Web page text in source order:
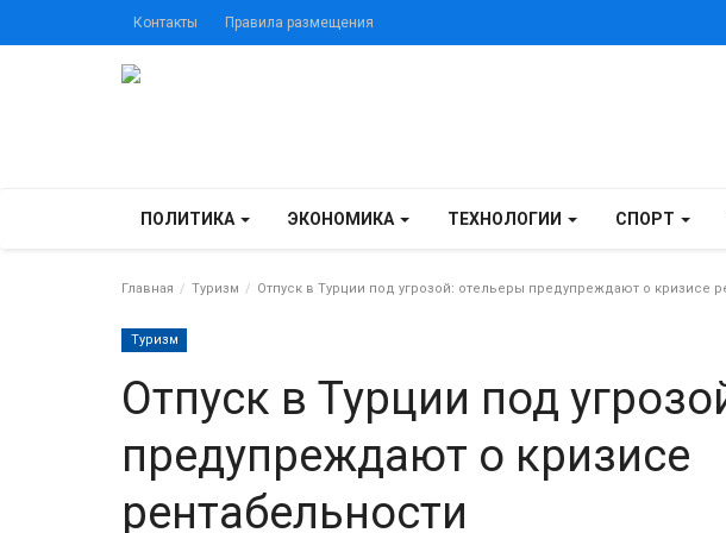
Контакты Правила размещения
ПОЛИТИКА ЭКОНОМИКА ТЕХНОЛОГИИ СПОРТ
Главная Туризм Отпуск в Турции под угрозой: отельеры предупреждают о кризисе
Туризм
Отпуск в Турции под
предупреждают о кризисе
рентабельности